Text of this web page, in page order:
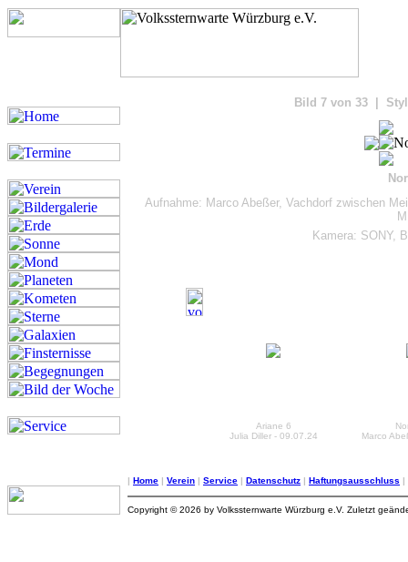
Bild 7 von 33 |
Aufnahme: Marco Abeßer, Vachdorf zwischen
Kamera: SONY,
Ariane 6
Julia Diller - 09.07.24
Marco
| Home | Verein | Service | Datenschutz | Haftungsausschluss |
Copyright © 2026 by Volkssternwarte Würzburg e.V. Zuletzt